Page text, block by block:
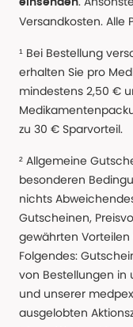
einsenden
Versandkosten. Alle
¹ Bei Bestellung
erhalten Sie pro
mindestens 2,50 €
zu 30 € Sparvorteil.
² Allgemeine
besonderen
nichts
Gutscheinen,
gewährten Vorteilen
Folgendes:
von Bestellungen in
und unserer
ausgelobten